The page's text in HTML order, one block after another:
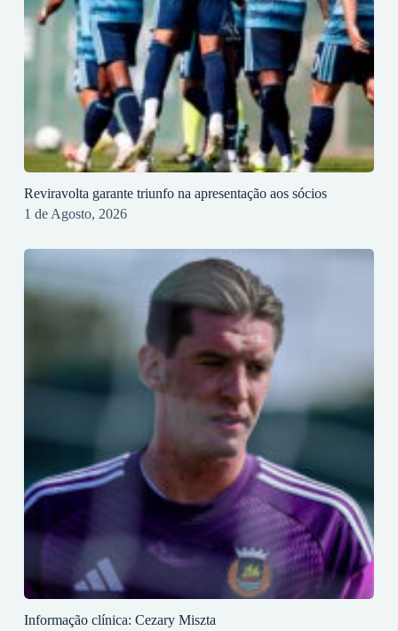
Reviravolta garante triunfo na apresentação aos sócios
1 de Agosto, 2026
Informação clínica: Cezary Miszta